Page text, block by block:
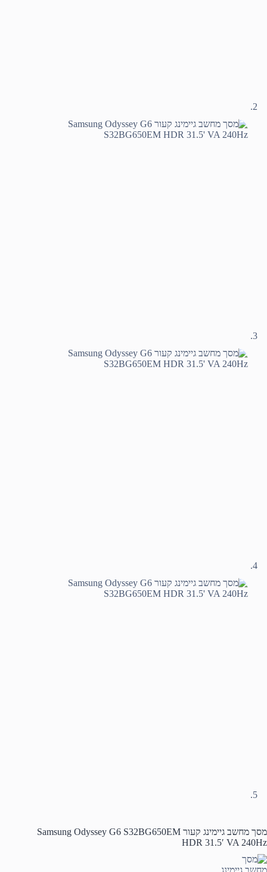
מסך מחשב גיימינג קעור Samsung Odyssey G6 S32BG650EM
HDR 31.5′ VA 240Hz